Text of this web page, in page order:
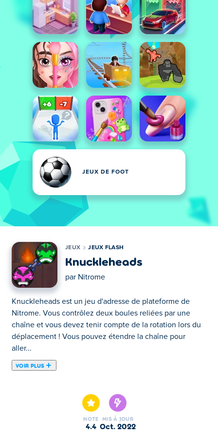
JEUX DE FOOT
JEUX JEUX FLASH
Knuckleheads
par Nitrome
Knuckleheads est un jeu d'adresse de plateforme de
Nitrome. Vous contrôlez deux boules reliées par une
chaîne et vous devez tenir compte de la rotation lors du
déplacement ! Vous pouvez étendre la chaîne pour
aller...
VOIR PLUS
chaîne et vous devez tenir compte de la rotation lors du
déplacement ! Vous pouvez étendre la chaîne pour aller
plus vite ou atteindre des endroits plus élevés. Serez-
NOTE
4.4
MIS À JOUR
oct. 2022